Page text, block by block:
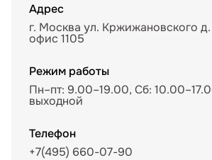
Адрес
г. Москва ул. Кржижановского д.
офис 1105
Режим работы
Пн–пт: 9.00–19.00, Сб:
выходной
Телефон
+7(495) 660-07-90